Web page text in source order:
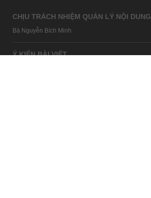
CHỊU TRÁCH NHIỆM QUẢN LÝ NỘI DUNG
Bà Nguyễn Bích Minh
Ý KIẾN BÀI VIẾT